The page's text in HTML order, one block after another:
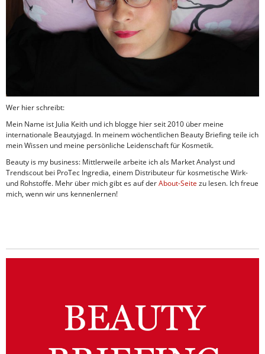
Wer hier schreibt:
Mein Name ist Julia Keith und ich blogge hier seit 2010 über meine
internationale Beautyjagd. In meinem wöchentlichen Beauty Briefing teile ich
mein Wissen und meine persönliche Leidenschaft für Kosmetik.
Beauty is my business: Mittlerweile arbeite ich als Market Analyst und
Trendscout bei ProTec Ingredia, einem Distributeur für kosmetische Wirk-
und Rohstoffe. Mehr über mich gibt es auf derAbout-Seite zu lesen. Ich freue
mich, wenn wir uns kennenlernen!